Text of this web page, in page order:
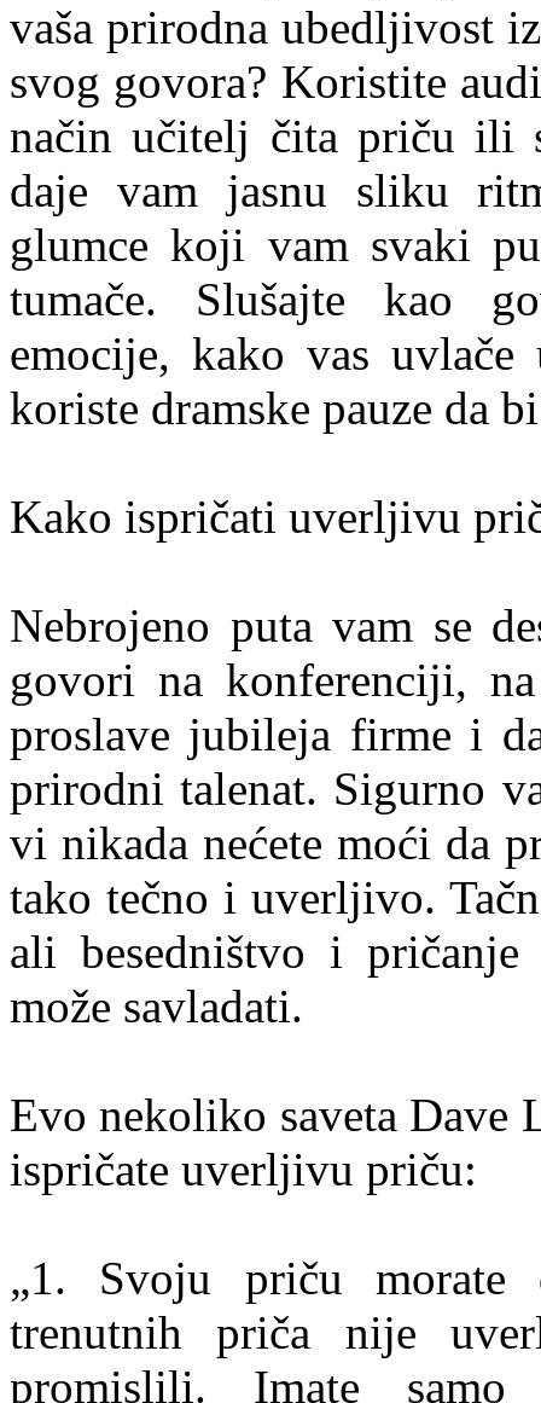
vaša prirodna ubedljivost
svog govora? Koristite
način učitelj čita priču ili
daje vam jasnu sliku
glumce koji vam svaki
tumače. Slušajte kao
emocije, kako vas
koriste dramske pauze da
Kako ispričati uverljivu
Nebrojeno puta vam se
govori na konferenciji,
proslave jubileja firme i
prirodni talenat. Sigurno
vi nikada nećete moći da
tako tečno i uverljivo.
ali besedništvo i
može savladati.
Evo nekoliko saveta Dave
ispričate uverljivu priču:
„1. Svoju priču morate
trenutnih priča nije
promislili. Imate samo